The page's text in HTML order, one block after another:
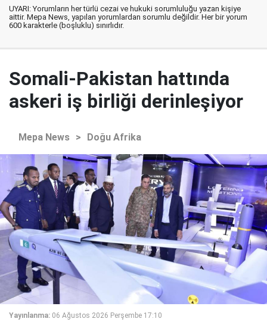
UYARI: Yorumların her türlü cezai ve hukuki sorumluluğu yazan kişiye
aittir. Mepa News, yapılan yorumlardan sorumlu değildir. Her bir yorum
600 karakterle (boşluklu) sınırlıdır.
Somali-Pakistan hattında
askeri iş birliği derinleşiyor
Mepa News > Doğu Afrika
Yayınlanma: 06 Ağustos 2026 Perşembe 17:10